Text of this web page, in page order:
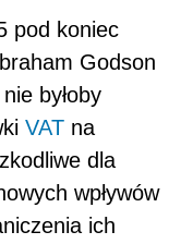
pod koniec
Godson
byłoby
VAT na
dla
wpływów
ich